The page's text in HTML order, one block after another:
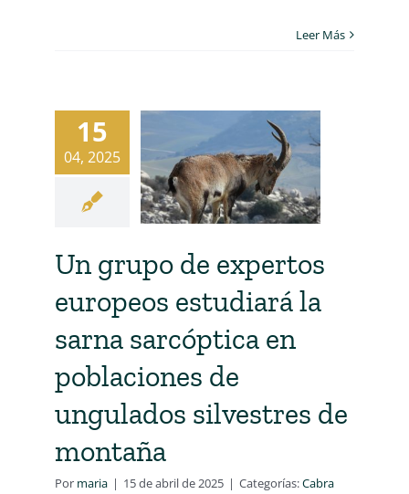
Leer Más
15
04, 2025
Un grupo de expertos
europeos estudiará la
sarna sarcóptica en
poblaciones de
ungulados silvestres de
montaña
Por maria | 15 de abril de 2025 | Categorías:Cabra